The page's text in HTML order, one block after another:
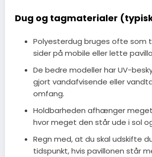
Dug og tagmaterialer
Polyesterdug bruges ofte som
sider på mobile eller lette
De bedre modeller har UV-
gjort vandafvisende eller
omfang.
Holdbarheden afhænger
hvor meget den står ude i sol
Regn med, at du skal udskifte
tidspunkt, hvis pavillonen står